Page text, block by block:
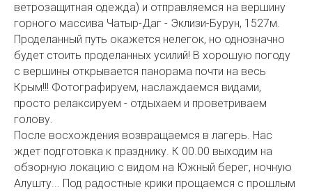
ветрозащитная одежда) и отправляемся на вершину
горного массива Чатыр-Даг - Эклизи-Бурун, 1527м.
Проделанный путь окажется нелегок, но однозначно
будет стоить проделанных усилий! В хорошую погоду
с вершины открывается панорама почти на весь
Крым!!! Фотографируем, наслаждаемся видами,
просто релаксируем - отдыхаем и проветриваем
голову.
После восхождения возвращаемся в лагерь. Нас
ждет подготовка к празднику. К 00.00 выходим на
обзорную локацию с видом на Южный берег, ночную
Алушту... Под радостные крики прощаемся с прошлым